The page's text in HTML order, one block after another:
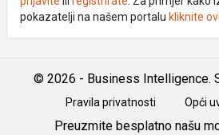
pokazatelji na našem portalu kliknite
© 2026 - Business Intelligence.
Pravila privatnosti Opći
Preuzmite besplatno našu